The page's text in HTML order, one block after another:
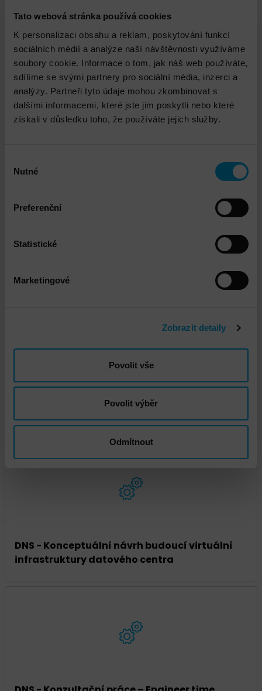
Tato webová stránka používá cookies
K personalizaci obsahu a reklam, poskytování funkcí
sociálních médií a analýze naší návštěvnosti využíváme
soubory cookie. Informace o tom, jak náš web používáte,
sdílíme se svými partnery pro sociální média, inzerci a
analýzy. Partneři tyto údaje mohou zkombinovat s
dalšími informacemi, které jste jim poskytli nebo které
získali v důsledku toho, že používáte jejich služby.
souhlasu
Nutné
Preferenční
Statistické
Marketingové
Zobrazit detaily
Povolit vše
Povolit výběr
Odmítnout
VMware Infrastructure Health Check
DNS - Doprava standard
DNS - Doprava na čas
DNS - Konceptuální návrh budoucí virtuální
infrastruktury datového centra